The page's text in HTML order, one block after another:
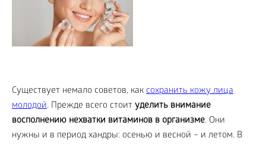
Существует немало советов, как сохранить кожу лица
молодой. Прежде всего стоит уделить внимание
восполнению нехватки витаминов в организме. Они
нужны и в период хандры: осенью и весной – и летом. В